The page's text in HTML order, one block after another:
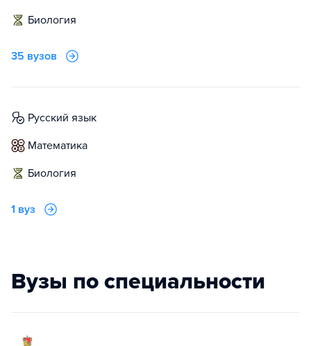
биология
35 вузов
русский язык
математика
биология
1 вуз
Вузы по специальности